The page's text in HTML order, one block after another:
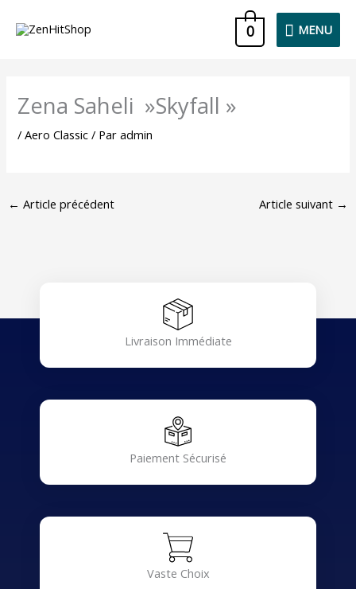
MENU
MENU
0
Zena Saheli »Skyfall »
/Aero Classic / Paradmin
← Article précédent Article suivant →
Livraison Immédiate
Paiement Sécurisé
Vaste Choix